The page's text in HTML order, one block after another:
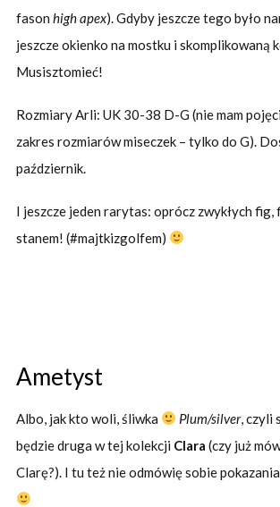
fason high apex). Gdyby jeszcze tego było
jeszcze okienko na mostku i skomplikowaną
Musisztomieć!
Rozmiary Arli: UK 30-38 D-G (nie mam
zakres rozmiarów miseczek – tylko do G).
październik.
I jeszcze jeden rarytas: oprócz zwykłych fig,
stanem! (#majtkizgolfem)
Ametyst
Albo, jak kto woli, śliwka Plum/silver, czyli
będzie druga w tej kolekcji Clara (czy już
Clarę?). I tu też nie odmówię sobie